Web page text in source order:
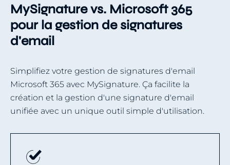
MySignature vs. Microsoft 365
pour la gestion de signatures
d'email
Simplifiez votre gestion de signatures d'email
Microsoft 365 avec MySignature. Ça facilite la
création et la gestion d'une signature d'email
unifiée avec un unique outil simple d'utilisation.